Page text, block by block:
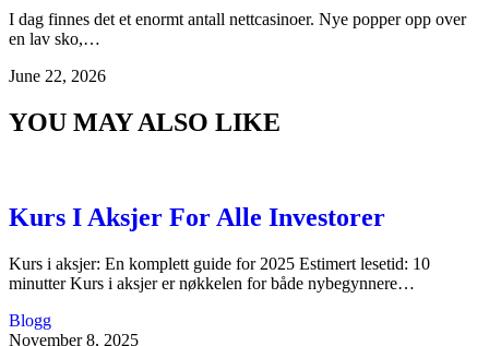
I dag finnes det et enormt antall nettcasinoer. Nye popper opp over
en lav sko,…
June 22, 2026
YOU MAY ALSO LIKE
Kurs I Aksjer For Alle Investorer
Kurs i aksjer: En komplett guide for 2025 Estimert lesetid: 10
minutter Kurs i aksjer er nøkkelen for både nybegynnere…
Blogg
November 8, 2025